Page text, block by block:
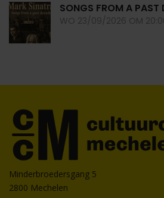
SONGS FROM A PAST
WO 23/09/2026 OM
Minderbroedersgang 5
2800 Mechelen